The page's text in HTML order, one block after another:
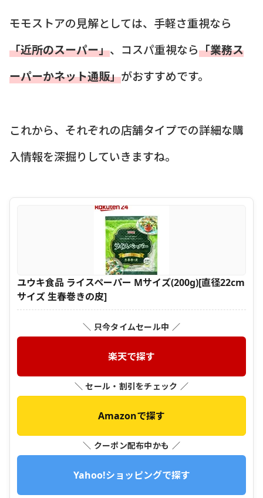
モモストアの見解としては、手軽さ重視なら
「近所のスーパー」、コスパ重視なら「業務ス
ーパーかネット通販」がおすすめです。
これから、それぞれの店舗タイプでの詳細な購
入情報を深掘りしていきますね。
ユウキ食品 ライスペーパー Mサイズ(200g)[直径22cm
サイズ 生春巻きの皮]
＼ 只今タイムセール中 ／
楽天で探す
＼ セール・割引をチェック ／
Amazonで探す
＼ クーポン配布中かも ／
Yahoo!ショッピングで探す